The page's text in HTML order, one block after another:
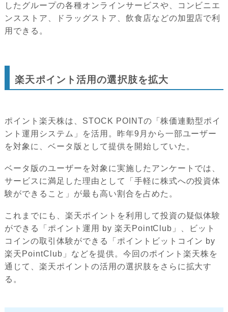
したグループの各種オンラインサービスや、コンビニエ
ンスストア、ドラッグストア、飲食店などの加盟店で利
用できる。
楽天ポイント活用の選択肢を拡大
ポイント楽天株は、STOCK POINTの「株価連動型ポイ
ント運用システム」を活用。昨年9月から一部ユーザー
を対象に、ベータ版として提供を開始していた。
ベータ版のユーザーを対象に実施したアンケートでは、
サービスに満足した理由として「手軽に株式への投資体
験ができること」が最も高い割合を占めた。
これまでにも、楽天ポイントを利用して投資の疑似体験
ができる「ポイント運用 by 楽天PointClub」、ビット
コインの取引体験ができる「ポイントビットコイン by
楽天PointClub」などを提供。今回のポイント楽天株を
通じて、楽天ポイントの活用の選択肢をさらに拡大す
る。